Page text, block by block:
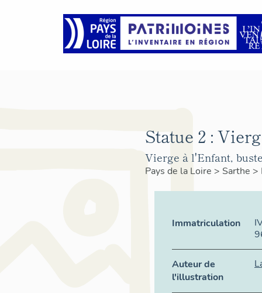
Statue 2 :
Vierge à l'Enfant,
Pays de la Loire > Sarthe >
Immatriculation
Auteur de
l'illustration